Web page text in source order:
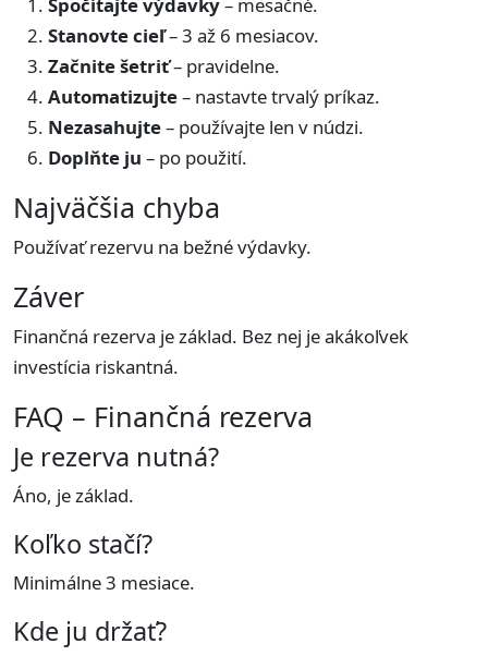
Stanovte cieľ– 3 až 6 mesiacov.
Začnite šetriť– pravidelne.
Automatizujte– nastavte trvalý príkaz.
Nezasahujte– používajte len v núdzi.
Doplňte ju – po použití.
Najväčšia chyba
Používať rezervu na bežné výdavky.
Záver
Finančná rezerva je základ. Bez nej je akákoľvek
investícia riskantná.
FAQ – Finančná rezerva
Je rezerva nutná?
Áno, je základ.
Koľko stačí?
Minimálne 3 mesiace.
Kde ju držať?